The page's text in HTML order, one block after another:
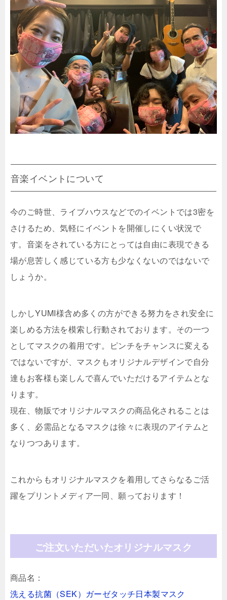
音楽イベントについて
今のご時世、ライブハウスなどでのイベントでは3密を
さけるため、気軽にイベントを開催しにくい状況で
す。音楽をされている方にとっては自由に表現できる
場が息苦しく感じている方も少なくないのではないで
しょうか。
しかしYUMI様含め多くの方ができる努力をされ安全に
楽しめる方法を模索し行動されております。その一つ
としてマスクの着用です。ピンチをチャンスに変える
ではないですが、マスクもオリジナルデザインで自分
達もお客様も楽しんで喜んでいただけるアイテムとな
ります。
現在、物販でオリジナルマスクの商品化されることは
多く、必需品となるマスクは徐々に表現のアイテムと
なりつつあります。
これからもオリジナルマスクを着用してさらなるご活
躍をプリントメディア一同、願っております！
ご注文いただいたオリジナルマスク
商品名：
洗える抗菌（SEK）ガーゼタッチ日本製マスク